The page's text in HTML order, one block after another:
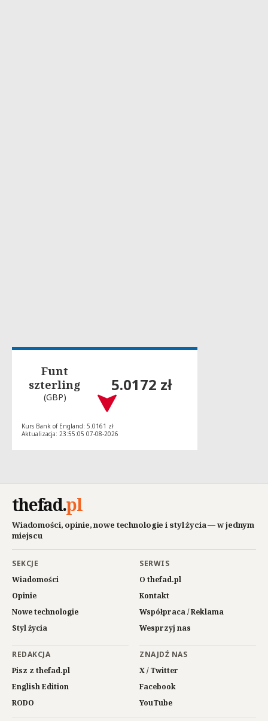
Funt
szterling
(GBP)
5.0172 zł
Kurs Bank of England: 5.0161 zł
Aktualizacja: 23:55:05 07-08-2026
thefad.pl
Wiadomości, opinie, nowe technologie i styl życia — w jednym
miejscu
SEKCJE
Wiadomości
Opinie
Nowe technologie
Styl życia
SERWIS
O thefad.pl
Kontakt
Współpraca / Reklama
Wesprzyj nas
REDAKCJA
Pisz z thefad.pl
English Edition
RODO
ZNAJDŹ NAS
X / Twitter
Facebook
YouTube